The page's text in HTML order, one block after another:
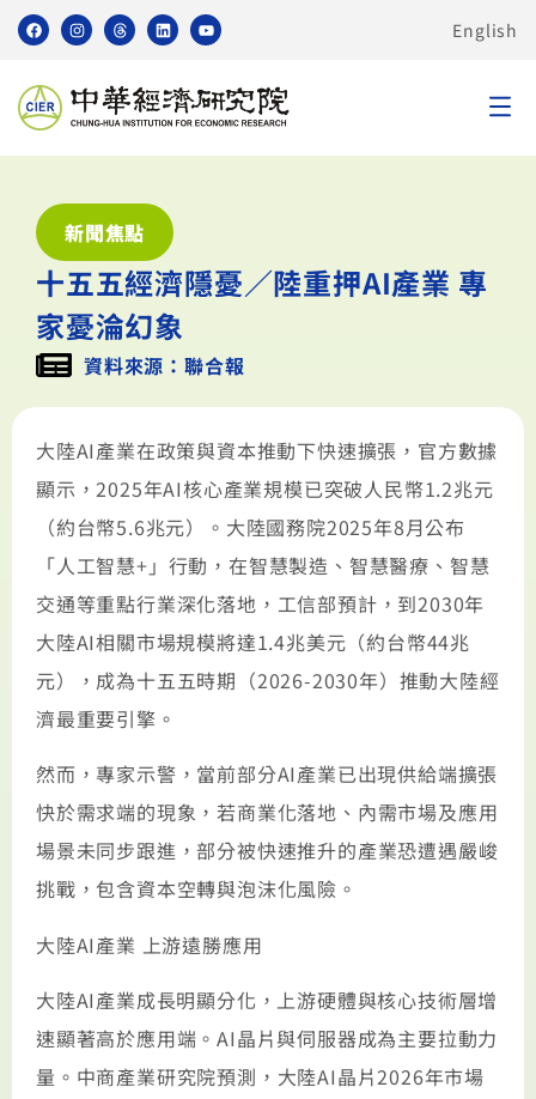
English
新聞焦點
十五五經濟隱憂／陸重押AI產業 專
家憂淪幻象
資料來源：聯合報
大陸AI產業在政策與資本推動下快速擴張，官方數據
顯示，2025年AI核心產業規模已突破人民幣1.2兆元
（約台幣5.6兆元）。大陸國務院2025年8月公布
「人工智慧+」行動，在‌智慧製造、智慧醫療、智慧
交通等重點行業深化落地，工信部預計，到2030年
大陸AI相關市場規模將達1.4兆美元（約台幣44兆
元），成為十五五時期（2026-2030年）推動大陸經
濟最重要引擎。
‌然而，專家示警，當前部分AI產業已出現供給端擴張
快於需求端的現象，若商業化落地、內需市場及應用
場景未同步跟進，部分被快速推升的產業恐遭遇嚴峻
挑戰，包含資本空轉與泡沫化風險。
大陸AI產業 上游遠勝應用
大陸AI產業成長明顯分化，上游硬體與核心技術層增
速顯著高於應用端。AI晶片與伺服器成為主要拉動力
量。中商產業研究院預測，大陸AI晶片2026年市場